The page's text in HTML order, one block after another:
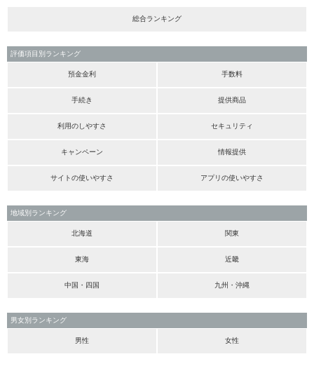
総合ランキング
評価項目別ランキング
預金金利 手数料
手続き 提供商品
利用のしやすさ セキュリティ
キャンペーン 情報提供
サイトの使いやすさ アプリの使いやすさ
地域別ランキング
北海道 関東
東海 近畿
中国・四国 九州・沖縄
男女別ランキング
男性 女性